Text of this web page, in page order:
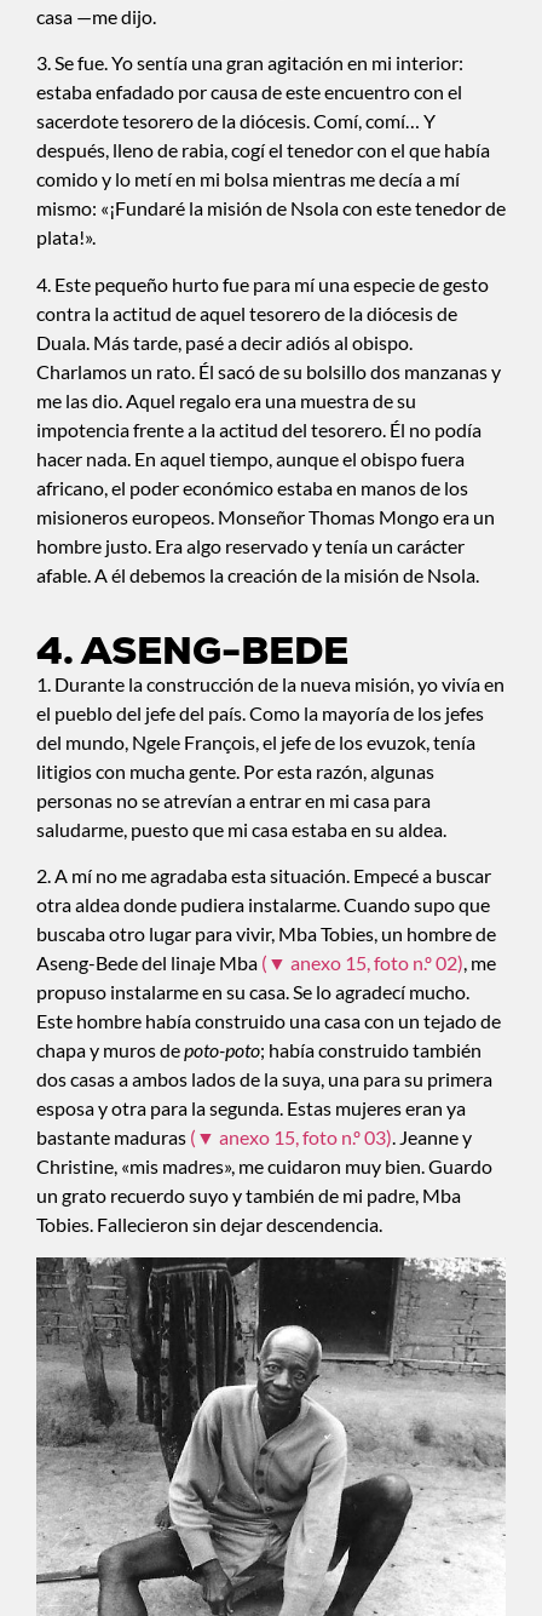
casa —me dijo.
3. Se fue. Yo sentía una gran agitación en mi interior:
estaba enfadado por causa de este encuentro con el
sacerdote tesorero de la diócesis. Comí, comí… Y
después, lleno de rabia, cogí el tenedor con el que había
comido y lo metí en mi bolsa mientras me decía a mí
mismo: «¡Fundaré la misión de Nsola con este tenedor de
plata!».
4. Este pequeño hurto fue para mí una especie de gesto
contra la actitud de aquel tesorero de la diócesis de
Duala. Más tarde, pasé a decir adiós al obispo.
Charlamos un rato. Él sacó de su bolsillo dos manzanas y
me las dio. Aquel regalo era una muestra de su
impotencia frente a la actitud del tesorero. Él no podía
hacer nada. En aquel tiempo, aunque el obispo fuera
africano, el poder económico estaba en manos de los
misioneros europeos. Monseñor Thomas Mongo era un
hombre justo. Era algo reservado y tenía un carácter
afable. A él debemos la creación de la misión de Nsola.
4. ASENG-BEDE
1. Durante la construcción de la nueva misión, yo vivía en
el pueblo del jefe del país. Como la mayoría de los jefes
del mundo, Ngele François, el jefe de los evuzok, tenía
litigios con mucha gente. Por esta razón, algunas
personas no se atrevían a entrar en mi casa para
saludarme, puesto que mi casa estaba en su aldea.
2. A mí no me agradaba esta situación. Empecé a buscar
otra aldea donde pudiera instalarme. Cuando supo que
buscaba otro lugar para vivir, Mba Tobies, un hombre de
Aseng-Bede del linaje Mba (▼ anexo 15, foto n.º 02), me
propuso instalarme en su casa. Se lo agradecí mucho.
Este hombre había construido una casa con un tejado de
chapa y muros depoto-poto; había construido también
dos casas a ambos lados de la suya, una para su primera
esposa y otra para la segunda. Estas mujeres eran ya
bastante maduras (▼ anexo 15, foto n.º 03). Jeanne y
Christine, «mis madres», me cuidaron muy bien. Guardo
un grato recuerdo suyo y también de mi padre, Mba
Tobies. Fallecieron sin dejar descendencia.